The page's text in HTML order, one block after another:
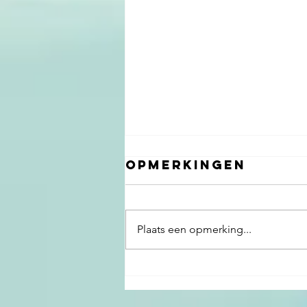
voor TNO over
Opmerkingen
Plaats een opmerking...